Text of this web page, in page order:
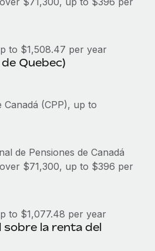
de cumplimiento
tecnológicos y contrólalos
a la legalidad enseguida.
con facilidad.
de los empleados sin
de Remote:
y Xero y Contractor
siendo ayudar a empresas de
gestionar y...
en un empleador equitativo
to $1,508.47 per year
Quebec)
Canadá (CPP), up to
de Pensiones de Canadá
$71,300, up to $396 per
to $1,077.48 per year
la renta del